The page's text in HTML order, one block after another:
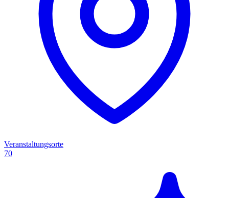
Veranstaltungsorte
70